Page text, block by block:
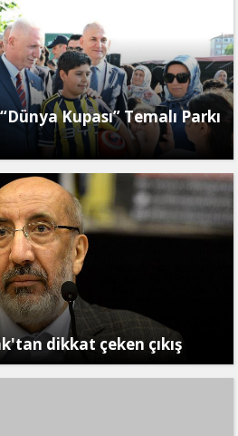
Kupası” Temalı Parkı
dikkat çeken çıkış